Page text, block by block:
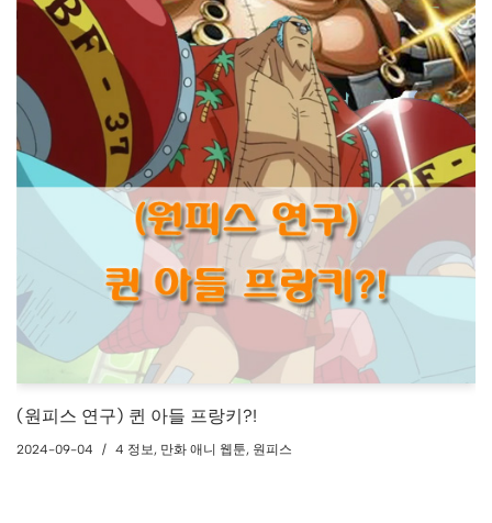
(원피스 연구) 퀸 아들 프랑키?!
2024-09-04 4 정보, 만화 애니 웹툰, 원피스